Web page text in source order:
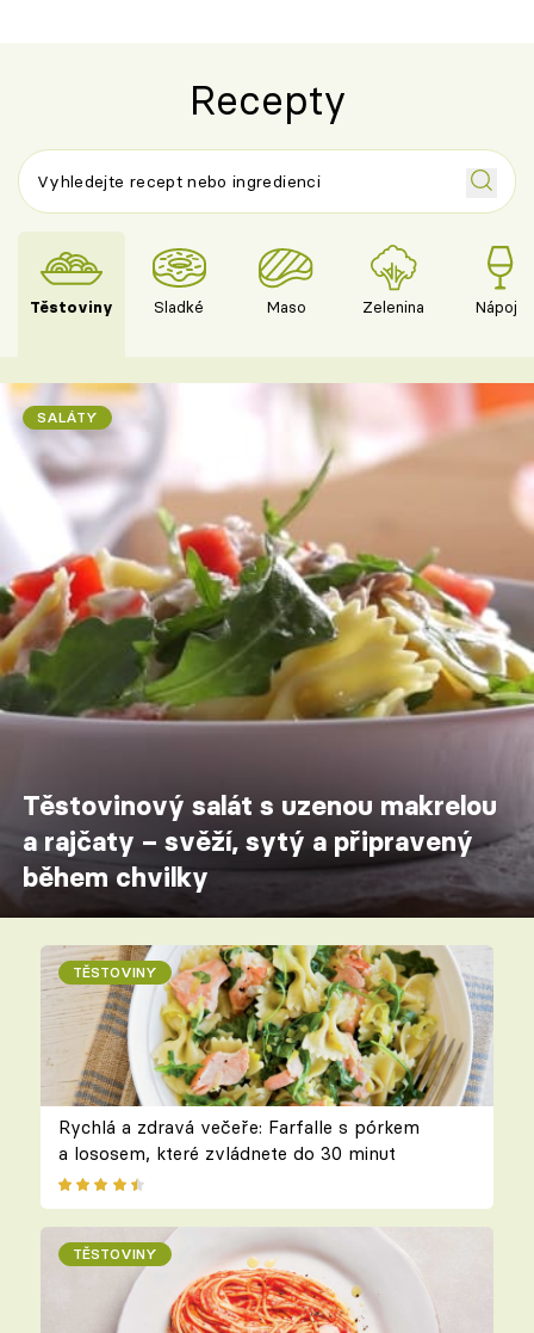
Recepty
Těstoviny Sladké Maso Zelenina Nápoje
SALÁTY
Těstovinový salát s uzenou makrelou
a rajčaty – svěží, sytý a připravený
během chvilky
TĚSTOVINY
Rychlá a zdravá večeře: Farfalle s pórkem
a lososem, které zvládnete do 30 minut
TĚSTOVINY